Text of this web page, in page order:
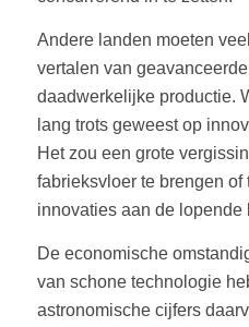
Andere landen moeten
vertalen van
daadwerkelijke productie.
lang trots geweest op
Het zou een grote
fabrieksvloer te brengen of
innovaties aan de lopende
De economische
van schone technologie
astronomische cijfers